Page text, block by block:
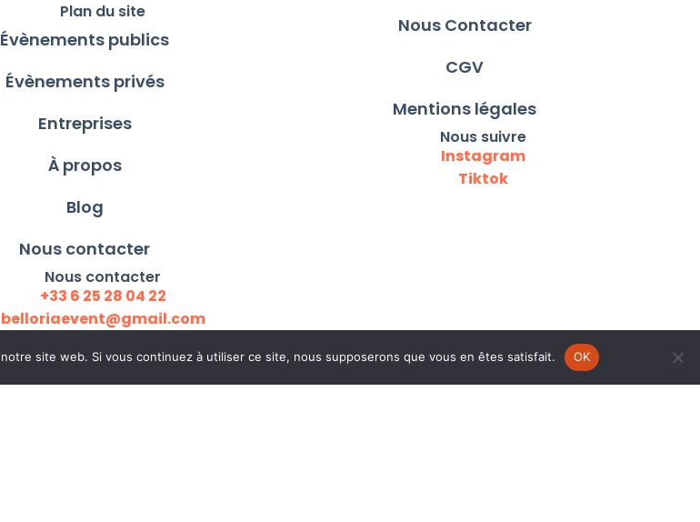
Plan du site
Évènements publics
Évènements privés
Entreprises
À propos
Blog
Nous contacter
Nous contacter
+33 6 25 28 04 22
belloriaevent@gmail.com
Nous Contacter
CGV
Mentions légales
Nous suivre
Instagram
Tiktok
site web. Si vous continuez à utiliser ce site, nous supposerons que vous en êtes satisfait. OK